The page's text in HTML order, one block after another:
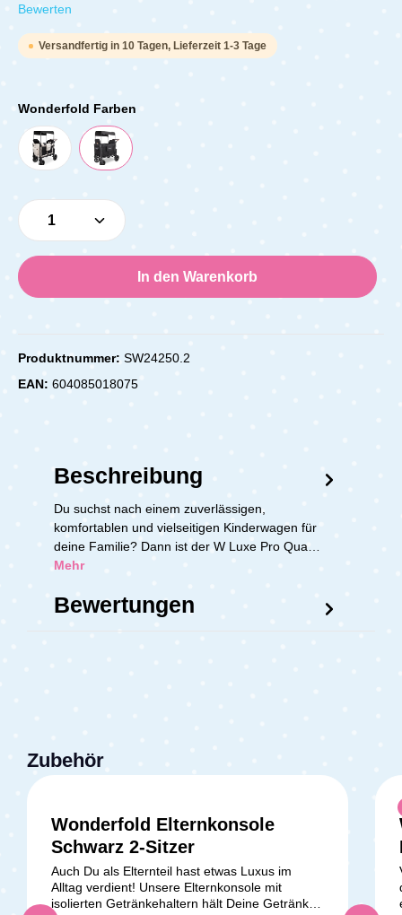
Durchschnittliche Bewertung von 0 von 5 Sternen
Bewerten
Versandfertig in 10 Tagen, Lieferzeit 1-3 Tage
Wonderfold Farben
Produkt Anzahl: Gib den gewünschten
In den Warenkorb
Produktnummer: SW24250.2
EAN: 604085018075
Beschreibung
Du suchst nach einem zuverlässigen,
komfortablen und vielseitigen Kinderwagen für
deine Familie? Dann ist der W Luxe Pro Qua…
Mehr
Bewertungen
Zubehör
Wonderfold Elternkonsole
Schwarz 2-Sitzer
Auch Du als Elternteil hast etwas Luxus im
Alltag verdient! Unsere Elternkonsole mit
isolierten Getränkehaltern hält Deine Getränke